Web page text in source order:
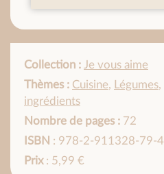
Collection : Je vous aime
Thèmes : Cuisine, Légumes,
ingrédients
Nombre de pages : 72
ISBN : 978-2-911328-79-4
Prix: 5,99 €